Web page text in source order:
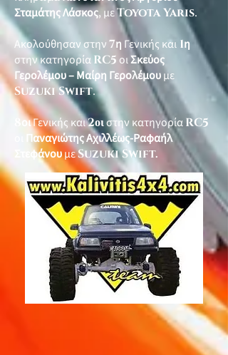
Σταμάτης Λάσκος, μεToyota Yaris.
Ακολούθησαν στην7η Γενικής και 1η
στην κατηγορίαRC5οιΣκεύος
Γερολέμου – Μαίρη Γερολέμουμε
Suzuki Swift.
8οιΓενικής και2οιστην κατηγορίαRC5
Παναγιώτης Αχιλλέως-Ραφαήλ
ΣτεφάνουμεSuzuki Swift.